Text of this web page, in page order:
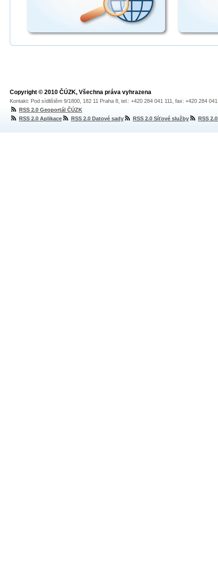
Copyright © 2010 ČÚZK, Všechna práva vyhrazena
Kontakt: Pod sídlištěm 9/1800, 182 11 Praha 8, tel.: +420 284 041 111, fax: +420 284
RSS 2.0 Geoportál ČÚZK
RSS 2.0 Aplikace
RSS 2.0 Datové sady RSS 2.0 Síťové služby RSS